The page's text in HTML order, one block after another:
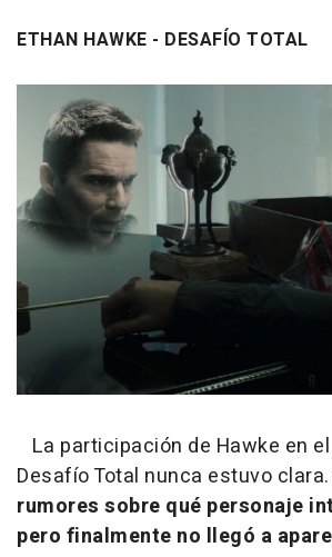
ETHAN HAWKE - DESAFÍO TOTAL
La participación de Hawke en
Desafío Total nunca estuvo clara.
rumores sobre qué personaje
pero finalmente no llegó a